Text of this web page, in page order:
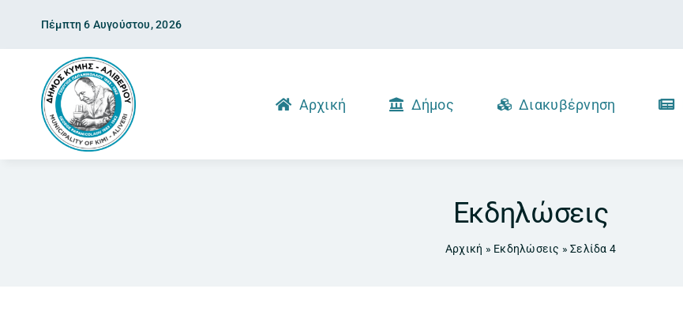
content
Πέμπτη 6 Αυγούστου, 2026
Αρχική Δήμος Διακυβέρνηση
Εκδηλώσεις
Αρχική » Εκδηλώσεις »Σελίδα 4